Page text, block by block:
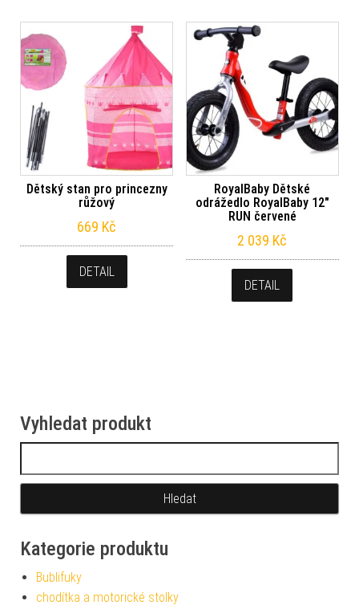
Dětský stan pro princezny
růžový
669 Kč
DETAIL
RoyalBaby Dětské
odrážedlo RoyalBaby 12″
RUN červené
2 039 Kč
DETAIL
Vyhledat produkt
Kategorie produktu
Bublifuky
chodítka a motorické stolky